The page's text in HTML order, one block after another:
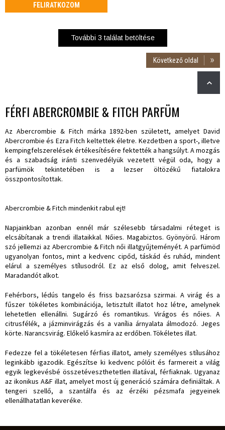
FELIRATKOZOM
További 3 találat betöltése
Következő oldal
FÉRFI ABERCROMBIE & FITCH PARFÜM
Az Abercrombie & Fitch márka 1892-ben született, amelyet David
Abercrombie és Ezra Fitch keltettek életre. Kezdetben a sport-, illetve
kempingfelszerelések értékesítésére fektették a hangsúlyt. A mozgás
és a szabadság iránti szenvedélyük vezetett végül oda, hogy a
parfümök tekintetében is a lezser öltözékű fiatalokra
összpontosítottak.
Abercrombie & Fitch mindenkit rabul ejt!
Napjainkban azonban ennél már szélesebb társadalmi réteget is
elcsábítanak a trendi illataikkal. Nőies. Magabiztos. Gyönyörű. Három
szó jellemzi az Abercrombie & Fitch női illatgyűjteményét. A parfümöd
ugyanolyan fontos, mint a kedvenc cipőd, táskád és ruhád, mindent
elárul a személyes stílusodról. Ez az első dolog, amit felveszel.
Maradandót alkot.
Fehérbors, lédús tangelo és friss bazsarózsa szirmai. A virág és a
fűszer tökéletes kombinációja, letisztult illatot hoz létre, amelynek
lehetetlen ellenállni. Sugárzó és romantikus. Virágos és nőies. A
citrusfélék, a jázminvirágzás és a vanília árnyalata álmodozó. Jeges
körte. Narancsvirág. Előkelő kasmíra az erdőben. Tökéletes illat.
Fedezze fel a tökéletesen férfias illatot, amely személyes stílusához
leginkább igazodik. Egészítse ki kedvenc pólóit és farmereit a világ
egyik legkevésbé összetéveszthetetlen illatával, férfiaknak. Ugyanaz
az ikonikus A&F illat, amelyet most új generáció számára definiáltak. A
tengeri szellő, a szantálfa és az érzéki pézsmafa jegyeinek
ellenállhatatlan keveréke.